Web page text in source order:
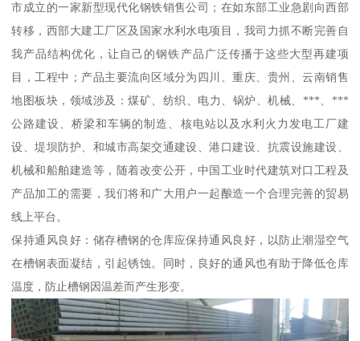
市成立的一家新型现代化钢铁销售公司；在如东部工业急剧向西部
转移，西部大建工厂区及国家水利水电项目，我司力抓不断完善自
我产品结构优化，让自己的钢铁产品广泛传播于这些大型再建项
目，工程中；产品主要流向区域分为四川、重庆、贵州、云南销售
地图板块，领域涉及：煤矿、纺织、电力、锅炉、机械、***、***
公路建设、桥梁和车辆的制造、核电站以及水利火力发电工厂建
设、堤坝防护、和城市高架交通建设、港口建设、抗震设施建设、
机械和船舶建造等，随着改变公开，中国工业时代建筑对口工程及
产品加工的需要，我们将和广大用户一起酿造一个合理完善的贸易
线上平台。
保持通风良好：储存槽钢的仓库应保持通风良好，以防止潮湿空气
在槽钢表面凝结，引起锈蚀。同时，良好的通风也有助于降低仓库
温度，防止槽钢因温差而产生形变。